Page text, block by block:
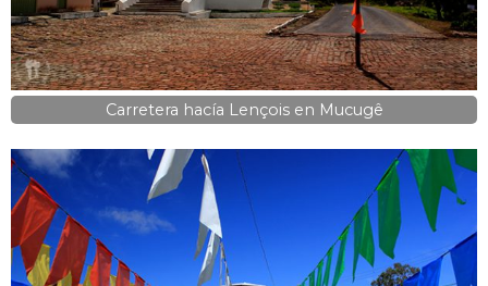
Carretera hacía Lençois en Mucugê